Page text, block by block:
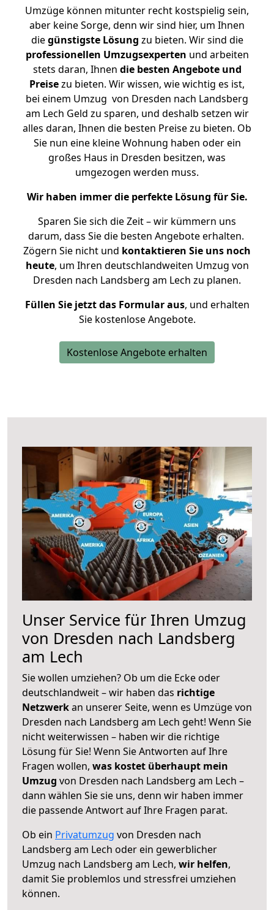
Umzüge können mitunter recht kostspielig sein,
aber keine Sorge, denn wir sind hier, um Ihnen
diegünstigste Lösung zu bieten. Wir sind die
professionellen Umzugsexperten und arbeiten
stets daran, Ihnen die besten Angebote und
Preisezu bieten. Wir wissen, wie wichtig es ist,
bei einem Umzug von Dresden nach Landsberg
am Lech Geld zu sparen, und deshalb setzen wir
alles daran, Ihnen die besten Preise zu bieten. Ob
Sie nun eine kleine Wohnung haben oder ein
großes Haus in Dresden besitzen, was
umgezogen werden muss.
Wir haben immer die perfekte Lösung für Sie.
Sparen Sie sich die Zeit – wir kümmern uns
darum, dass Sie die besten Angebote erhalten.
Zögern Sie nicht und kontaktieren Sie uns noch
heute, um Ihren deutschlandweiten Umzug von
Dresden nach Landsberg am Lech zu planen.
Füllen Sie jetzt das Formular aus, und erhalten
Sie kostenlose Angebote.
Kostenlose Angebote erhalten
Unser Service für Ihren Umzug
von Dresden nach Landsberg
am Lech
Sie wollen umziehen? Ob um die Ecke oder
deutschlandweit – wir haben das richtige
Netzwerkan unserer Seite, wenn es Umzüge von
Dresden nach Landsberg am Lech geht! Wenn Sie
nicht weiterwissen – haben wir die richtige
Lösung für Sie! Wenn Sie Antworten auf Ihre
Fragen wollen, was kostet überhaupt mein
Umzug von Dresden nach Landsberg am Lech –
dann wählen Sie sie uns, denn wir haben immer
die passende Antwort auf Ihre Fragen parat.
Ob ein Privatumzug von Dresden nach
Landsberg am Lech oder ein gewerblicher
Umzug nach Landsberg am Lech, wir helfen,
damit Sie problemlos und stressfrei umziehen
können.